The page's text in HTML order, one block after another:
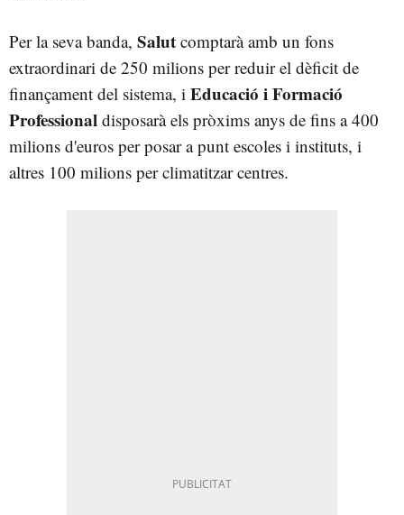
Per la seva banda, Salut comptarà amb un fons
extraordinari de 250 milions per reduir el dèficit de
finançament del sistema, i Educació i Formació
Professional disposarà els pròxims anys de fins a 400
milions d'euros per posar a punt escoles i instituts, i
altres 100 milions per climatitzar centres.